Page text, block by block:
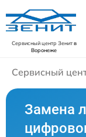
Сервисный центр Зенитв
Воронеже
Сервисный
Замена